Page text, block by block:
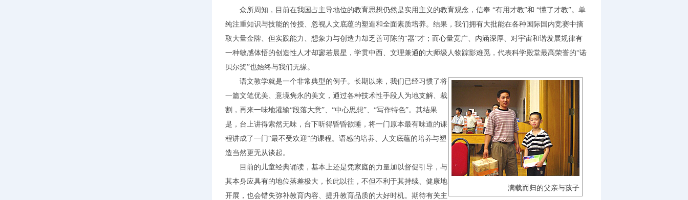
众所周知，目前在我国占主导地位的教育思想仍然是实用主义的教育观念，信奉 “有用才教”和 “懂了才教”。单
纯注重知识与技能的传授、忽视人文底蕴的塑造和全面素质培养。结果，我们拥有大批能在各种国际国内竞赛中摘
取大量金牌、但实践能力、想象力与创造力却乏善可陈的“器”才；而心量宽广、内涵深厚、对宇宙和谐发展规律有
一种敏感体悟的创造性人才却寥若晨星，学贯中西、文理兼通的大师级人物踪影难觅，代表科学殿堂最高荣誉的“诺
贝尔奖”也始终与我们无缘。
满载而归的父亲与孩子
语文教学就是一个非常典型的例子。长期以来，我们已经习惯了将
一篇文笔优美、意境隽永的美文，通过各种技术性手段人为地支解、裁
割，再来一味地灌输“段落大意”、“中心思想”、“写作特色”。其结果
是，台上讲得索然无味，台下听得昏昏欲睡，将一门原本最有味道的课
程讲成了一门“最不受欢迎”的课程。语感的培养、人文底蕴的培养与塑
造当然更无从谈起。
目前的儿童经典诵读，基本上还是凭家庭的力量加以督促引导，与
其本身应具有的地位落差极大，长此以往，不但不利于其持续、健康地
开展，也会错失弥补教育内容、提升教育品质的大好时机。期待有关主